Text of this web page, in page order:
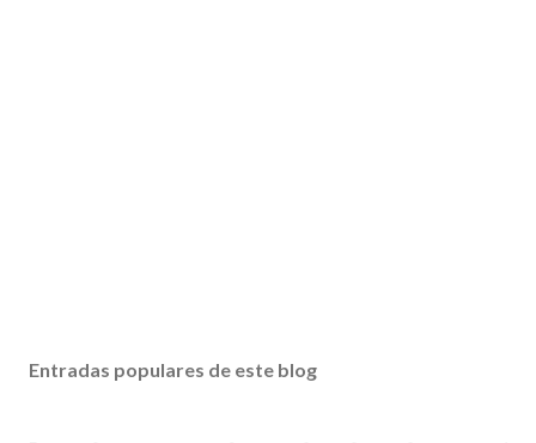
Entradas populares de este blog